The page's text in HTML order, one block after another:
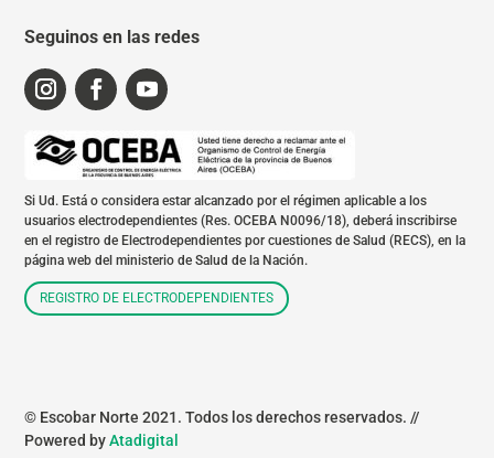
Seguinos en las redes
Si Ud. Está o considera estar alcanzado por el régimen aplicable a los
usuarios electrodependientes (Res. OCEBA N0096/18), deberá inscribirse
en el registro de Electrodependientes por cuestiones de Salud (RECS), en la
página web del ministerio de Salud de la Nación.
REGISTRO DE ELECTRODEPENDIENTES
© Escobar Norte 2021. Todos los derechos reservados. //
Powered byAtadigital